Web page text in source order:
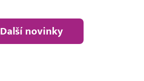
Další novinky